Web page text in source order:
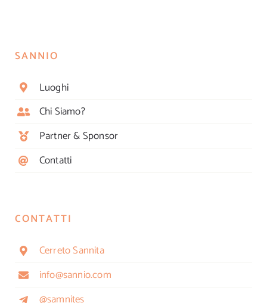
SANNIO
Luoghi
Chi Siamo?
Partner & Sponsor
Contatti
CONTATTI
Cerreto Sannita
info@sannio.com
@samnites